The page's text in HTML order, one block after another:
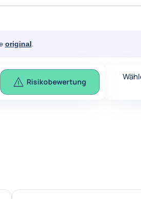
original
Risikobewertung